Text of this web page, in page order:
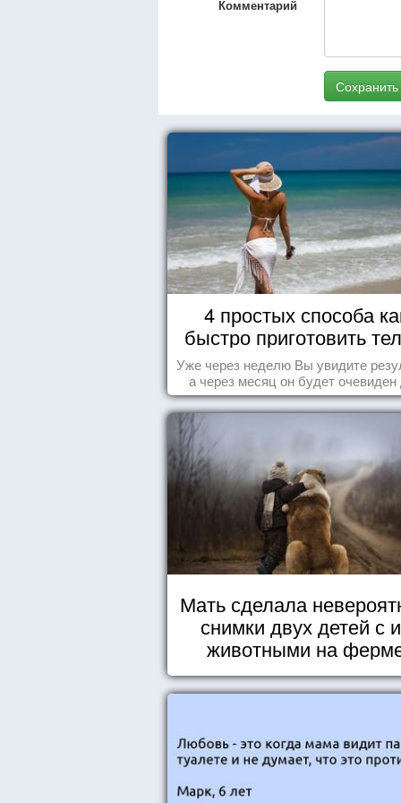
Комментарий
Сохранить
4 простых способа
быстро приготовить
морю
Уже через неделю Вы увидите
а через месяц он будет очевиден
всех!
Мать сделала
снимки двух детей с
животными на